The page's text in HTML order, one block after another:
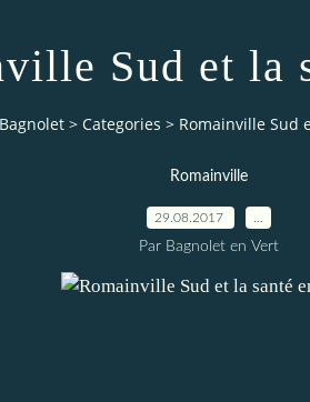
Sud et la
> Categories > Romainville Sud
Romainville
29.08.2017
Par Bagnolet en Vert